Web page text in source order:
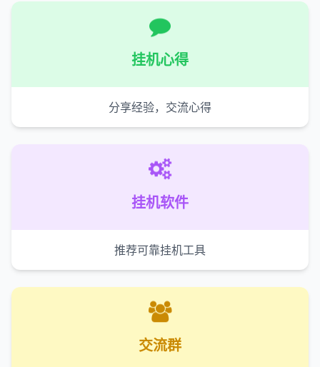
挂机心得
分享经验，交流心得
挂机软件
推荐可靠挂机工具
交流群